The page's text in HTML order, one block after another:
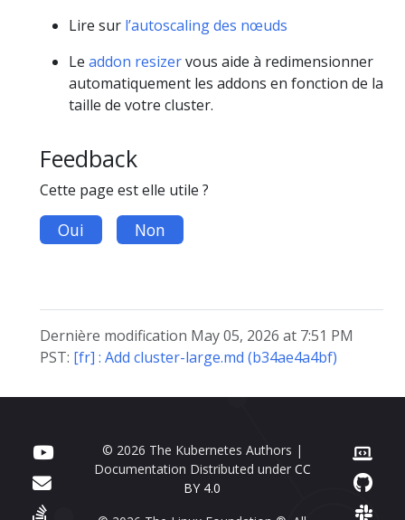
Lire sur l’autoscaling des nœuds
Le addon resizervous aide à redimensionner
automatiquement les addons en fonction de la
taille de votre cluster.
Feedback
Cette page est elle utile ?
Oui Non
Dernière modification May 05, 2026 at 7:51 PM
PST: [fr] : Add cluster-large.md (b34ae4a4bf)
© 2026 The Kubernetes Authors |
Documentation Distributed under CC
BY 4.0